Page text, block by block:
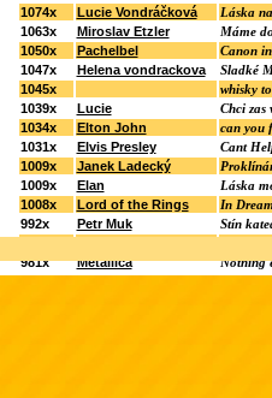
1074x
Lucie Vondráčková
Láska
1063x
Miroslav Etzler
Máme
1050x
Pachelbel
Canon
1047x
Helena vondrackova
Sladké
1045x
whisky
1039x
Lucie
Chci zas
1034x
Elton John
can you
1031x
Elvis Presley
Cant
1009x
Janek Ladecký
1009x
Elan
Láska
1008x
Lord of the Rings
In
992x
Petr Muk
Stín
981x
Metallica Nothing